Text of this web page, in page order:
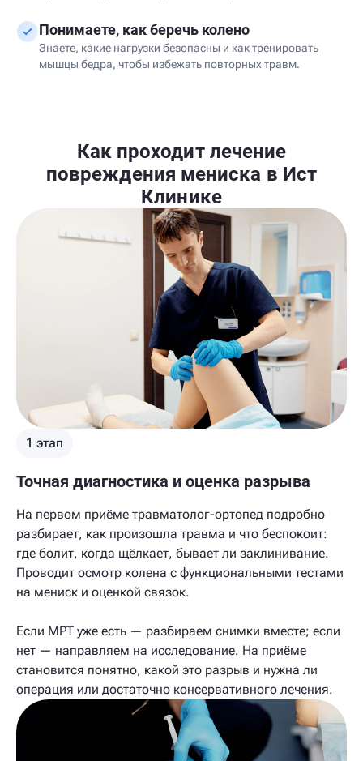
Понимаете, как беречь колено
Знаете, какие нагрузки безопасны и как тренировать
мышцы бедра, чтобы избежать повторных травм.
Как проходит лечение
повреждения мениска в Ист
Клинике
1 этап
Точная диагностика и оценка разрыва
На первом приёме травматолог-ортопед подробно
разбирает, как произошла травма и что беспокоит:
где болит, когда щёлкает, бывает ли заклинивание.
Проводит осмотр колена с функциональными тестами
на мениск и оценкой связок.
Если МРТ уже есть — разбираем снимки вместе; если
нет — направляем на исследование. На приёме
становится понятно, какой это разрыв и нужна ли
операция или достаточно консервативного лечения.